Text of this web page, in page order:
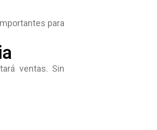
para
ventas. Sin